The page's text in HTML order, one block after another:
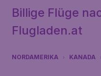
Billige Flüge
Flugladen.at
NORDAMERIKA KANADA